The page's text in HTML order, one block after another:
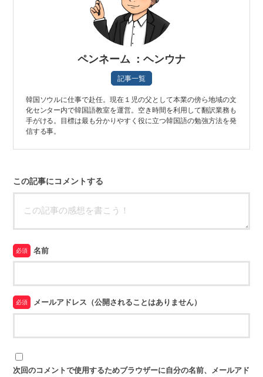
ペンネーム ：ヘンウナ
記事一覧
韓国ソウルに仕事で赴任。現在１児の父として本業の傍ら地域の文
化センター内で韓国語教室を運営。空き時間を利用して翻訳業務も
手がける。目標は最も分かりやすく役に立つ韓国語の勉強方法を発
信する事。
この記事にコメントする
必須 名前
必須 メールアドレス（公開されることはありません）
次回のコメントで使用するためブラウザーに自分の名前、メールアド